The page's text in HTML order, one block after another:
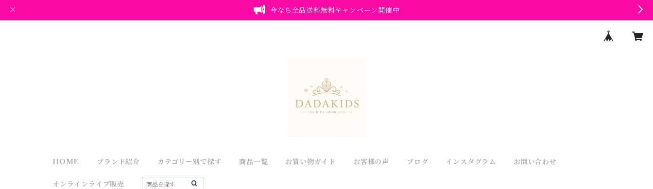
今なら全品送料無料キャンペーン開催中
HOME ブランド紹介 カテゴリー別で探す 商品一覧 お買い物ガイド お客様の声 ブログ インスタグラム お問い合わせ
オンラインライブ販売